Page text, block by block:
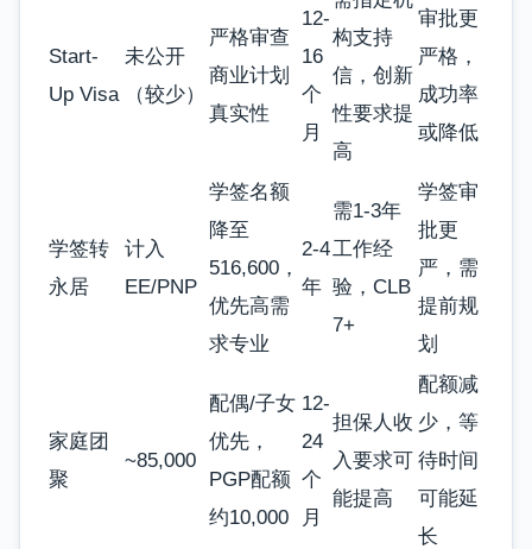
Start-
Up Visa
未公开
（较少）
严格审查
商业计划
真实性
12-
16
个
月
构支持
信，创新
性要求提
高
审批更
严格，
成功率
或降低
学签转
永居
计入
EE/PNP
学签名额
降至
516,600，
优先高需
求专业
2-4
年
需1-3年
工作经
验，CLB
7+
学签审
批更
严，需
提前规
划
家庭团
聚
~85,000
配偶/子女
优先，
PGP配额
约10,000
12-
24
个
月
担保人收
入要求可
能提高
配额减
少，等
待时间
可能延
长